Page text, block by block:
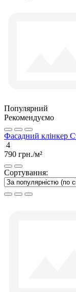
Популярний
Рекомендуємо
Фасадний клінкер
4
790 грн./м²
Сортування: